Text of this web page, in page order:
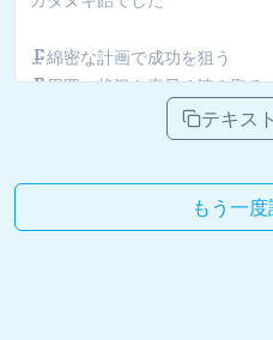
テキス
もう一